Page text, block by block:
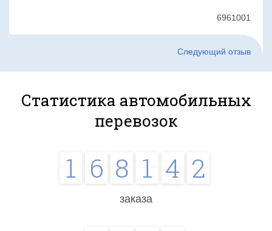
6961001
Следующий отзыв
Статистика автомобильных
перевозок
1 6 8 1 4 2
заказа